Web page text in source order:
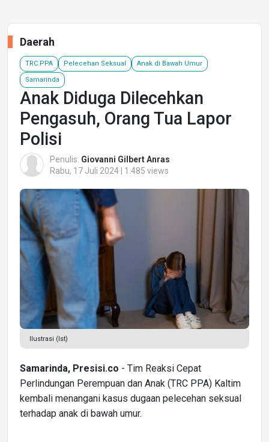
Daerah
TRC PPA Pelecehan Seksual Anak di Bawah Umur
Samarinda
Anak Diduga Dilecehkan
Pengasuh, Orang Tua Lapor
Polisi
Penulis: Giovanni Gilbert Anras
Rabu, 17 Juli 2024 | 1.485 views
Ilustrasi (Ist)
Samarinda, Presisi.co - Tim Reaksi Cepat
Perlindungan Perempuan dan Anak (TRC PPA) Kaltim
kembali menangani kasus dugaan pelecehan seksual
terhadap anak di bawah umur.